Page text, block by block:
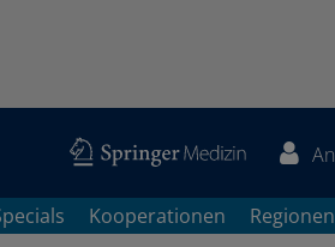
Kooperationen Regionen